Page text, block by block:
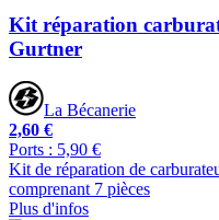
Kit réparation
Gurtner
La Bécanerie
2,60 €
Ports : 5,90 €
Kit de réparation de
comprenant 7 pièces
Plus d'infos